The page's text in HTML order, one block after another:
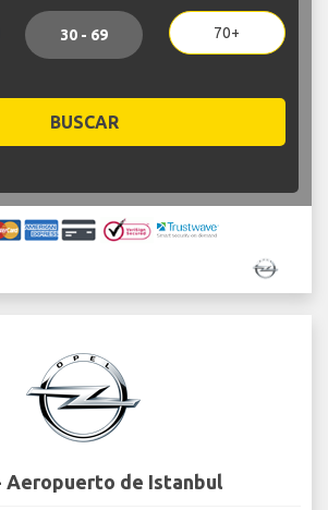
30 - 69 70+
BUSCAR
Aeropuerto de Istanbul